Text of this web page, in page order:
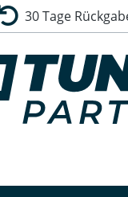
30 Tage